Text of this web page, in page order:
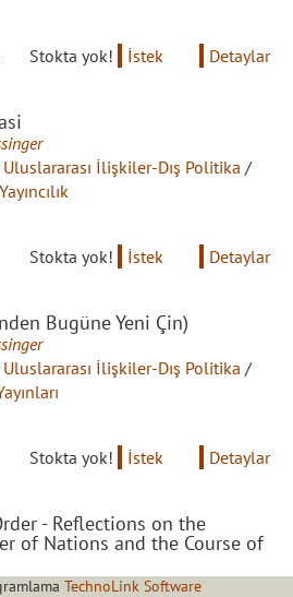
Stokta yok! İstek Detaylar
İlişkiler-Dış Politika /
Stokta yok! İstek Detaylar
Bugüne Yeni Çin)
İlişkiler-Dış Politika /
Stokta yok! İstek Detaylar
- Reflections on the
of Nations and the Course of
TechnoLink Software